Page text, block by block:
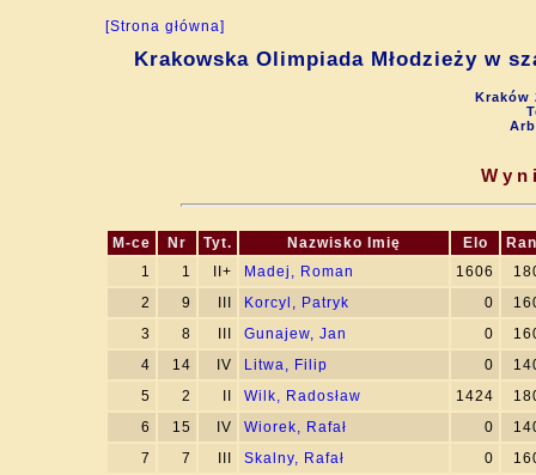
[Strona główna]
Krakowska Olimpiada Młodzieży w
Kraków
M-ce Nr Tyt. Nazwisko Imię Elo
1
1 II+ Madej, Roman 1606
2
9 Korcyl, Patryk 0
3
8 Gunajew, Jan 0
4
14 IV Litwa, Filip 0
5
2 Wilk, Radosław 1424
6
15 IV Wiorek, Rafał 0
7
7 Skalny, Rafał 0